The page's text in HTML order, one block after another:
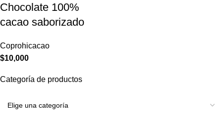
Categoría de productos
Chocolate 100%
cacao saborizado
Coprohicacao
$10,000